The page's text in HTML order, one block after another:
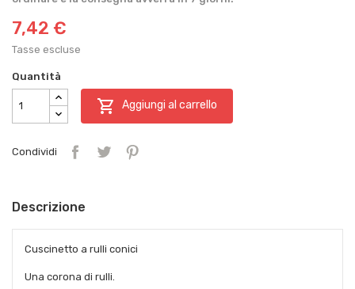
7,42 €
Tasse escluse
Quantità
 Aggiungi al carrello
Condividi
Descrizione
Cuscinetto a rulli conici
Una corona di rulli.